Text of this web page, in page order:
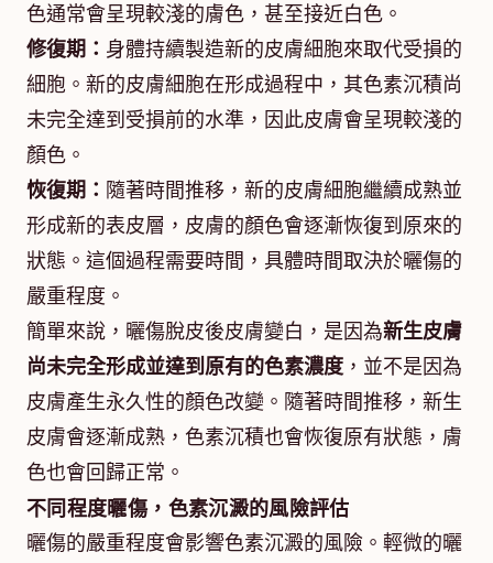
色通常會呈現較淺的膚色，甚至接近白色。
修復期： 身體持續製造新的皮膚細胞來取代受損的
細胞。新的皮膚細胞在形成過程中，其色素沉積尚
未完全達到受損前的水準，因此皮膚會呈現較淺的
顏色。
恢復期： 隨著時間推移，新的皮膚細胞繼續成熟並
形成新的表皮層，皮膚的顏色會逐漸恢復到原來的
狀態。這個過程需要時間，具體時間取決於曬傷的
嚴重程度。
簡單來說，曬傷脫皮後皮膚變白，是因為新生皮膚
尚未完全形成並達到原有的色素濃度 ，並不是因為
皮膚產生永久性的顏色改變。隨著時間推移，新生
皮膚會逐漸成熟，色素沉積也會恢復原有狀態，膚
色也會回歸正常。
不同程度曬傷，色素沉澱的風險評估
曬傷的嚴重程度會影響色素沉澱的風險。輕微的曬